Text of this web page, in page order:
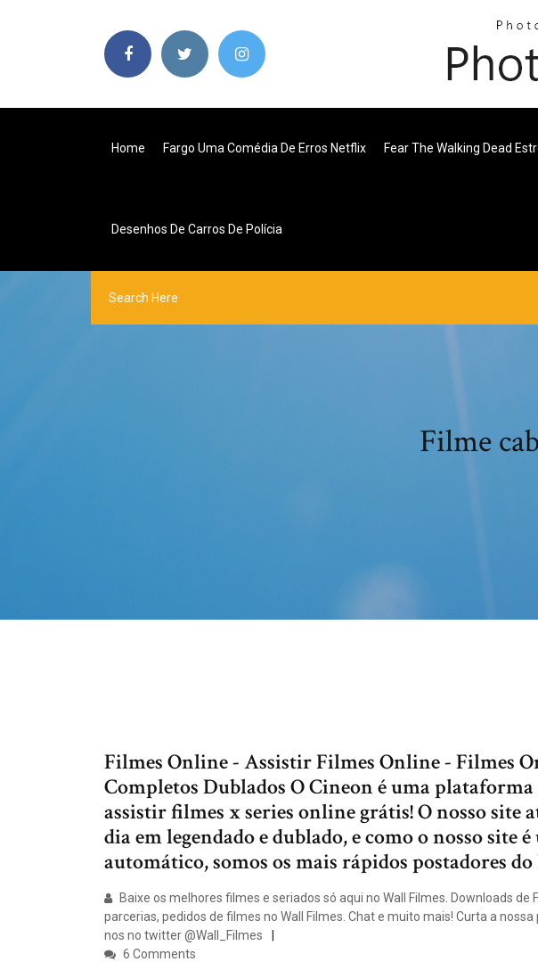
Home Fargo Uma Comédia De Erros Netflix Fear The Walking Dead
Desenhos De Carros De Polícia
Filme
Filmes Online - Assistir Filmes Online - Filmes
Completos Dublados O Cineon é uma
assistir filmes x series online grátis! O nosso site
dia em legendado e dublado, e como o nosso site
automático, somos os mais rápidos postadores
Baixe os melhores filmes e seriados só aqui no Wall Filmes. Downloads de
parcerias, pedidos de filmes no Wall Filmes. Chat e muito mais! Curta a
nos no twitter @Wall_Filmes
6 Comments